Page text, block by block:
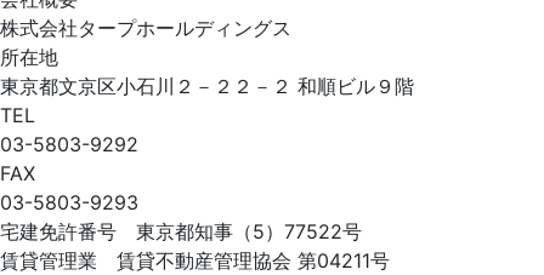
株式会社タープホールディングス
所在地
東京都文京区小石川２－２２－２ 和順ビル９階
TEL
03-5803-9292
FAX
03-5803-9293
宅建免許番号 東京都知事（5）77522号
賃貸管理業 賃貸不動産管理協会 第04211号